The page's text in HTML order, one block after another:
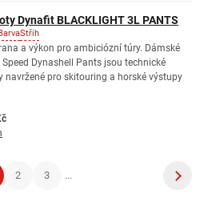
Dynafit BLACKLIGHT 3L PANTS
Střih
a výkon pro ambiciózní túry. Dámské
Dynashell Pants jsou technické
navržené pro skitouring a horské výstupy
2 3 ...